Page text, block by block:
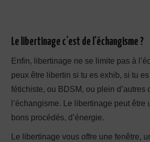
Le libertinage c’est de l’échangisme ?
Enfin, libertinage ne se limite pas à
peux être libertin si tu es exhib, si tu
fétichiste, ou BDSM, ou plein d’autres
l’échangisme. Le libertinage peut être
bons procédés, d’énergie.
Le libertinage vous offre une fenêtre,